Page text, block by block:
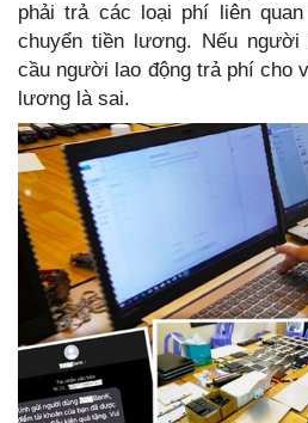
phải trả các loại phí liên
chuyển tiền lương. Nếu
cầu người lao động trả phí cho
lương là sai.